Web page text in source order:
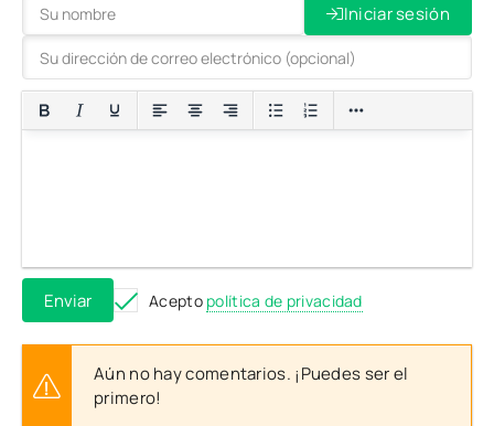
Iniciar sesión
Enviar Acepto política de privacidad
Aún no hay comentarios. ¡Puedes ser el
primero!